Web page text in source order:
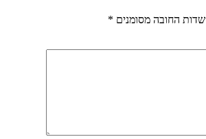
שדות החובה מסומנים *